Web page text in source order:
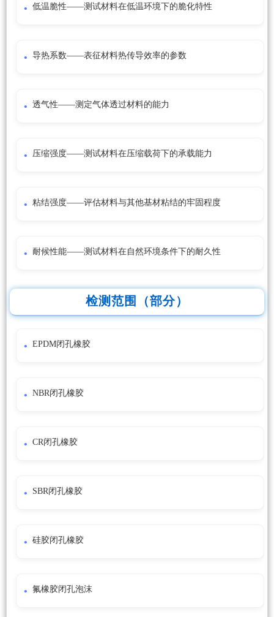
低温脆性——测试材料在低温环境下的脆化特性
导热系数——表征材料热传导效率的参数
透气性——测定气体透过材料的能力
压缩强度——测试材料在压缩载荷下的承载能力
粘结强度——评估材料与其他基材粘结的牢固程度
耐候性能——测试材料在自然环境条件下的耐久性
检测范围（部分）
EPDM闭孔橡胶
NBR闭孔橡胶
CR闭孔橡胶
SBR闭孔橡胶
硅胶闭孔橡胶
氟橡胶闭孔泡沫